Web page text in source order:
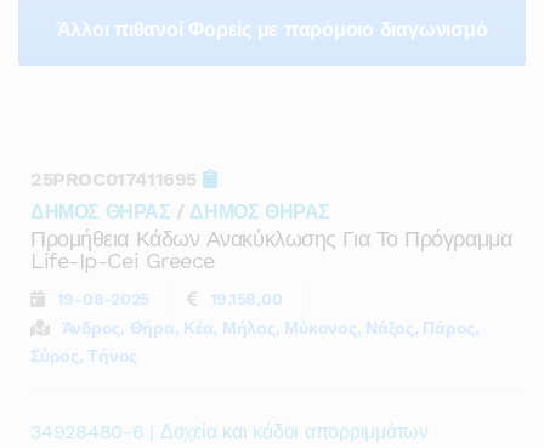
Άλλοι πιθανοί Φορείς με παρόμοιο διαγωνισμό
25PROC017411695
ΔΗΜΟΣ ΘΗΡΑΣ / ΔΗΜΟΣ ΘΗΡΑΣ
Προμήθεια Κάδων Ανακύκλωσης Για Το Πρόγραμμα
Life-Ip-Cei Greece
19-08-2025
19.158,00
Άνδρος, Θήρα, Κέα, Μήλος, Μύκονος, Νάξος, Πάρος,
Σύρος, Τήνος
34928480-6 | Δοχεία και κάδοι απορριμμάτων